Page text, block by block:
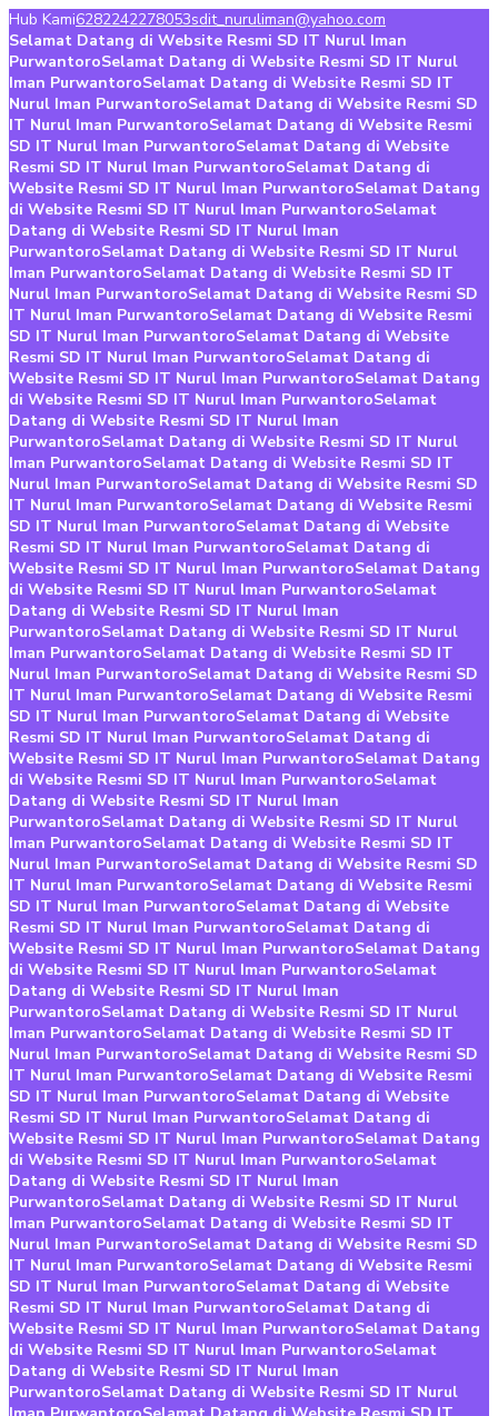
Hub Kami6282242278053sdit_nuruliman@yahoo.com
Selamat Datang di Website Resmi SD IT Nurul Iman
PurwantoroSelamat Datang di Website Resmi SD IT Nurul
Iman PurwantoroSelamat Datang di Website Resmi SD IT
Nurul Iman PurwantoroSelamat Datang di Website Resmi SD
IT Nurul Iman PurwantoroSelamat Datang di Website Resmi
SD IT Nurul Iman PurwantoroSelamat Datang di Website
Resmi SD IT Nurul Iman PurwantoroSelamat Datang di
Website Resmi SD IT Nurul Iman PurwantoroSelamat Datang
di Website Resmi SD IT Nurul Iman PurwantoroSelamat
Datang di Website Resmi SD IT Nurul Iman
PurwantoroSelamat Datang di Website Resmi SD IT Nurul
Iman PurwantoroSelamat Datang di Website Resmi SD IT
Nurul Iman PurwantoroSelamat Datang di Website Resmi SD
IT Nurul Iman PurwantoroSelamat Datang di Website Resmi
SD IT Nurul Iman PurwantoroSelamat Datang di Website
Resmi SD IT Nurul Iman PurwantoroSelamat Datang di
Website Resmi SD IT Nurul Iman PurwantoroSelamat Datang
di Website Resmi SD IT Nurul Iman PurwantoroSelamat
Datang di Website Resmi SD IT Nurul Iman
PurwantoroSelamat Datang di Website Resmi SD IT Nurul
Iman PurwantoroSelamat Datang di Website Resmi SD IT
Nurul Iman PurwantoroSelamat Datang di Website Resmi SD
IT Nurul Iman PurwantoroSelamat Datang di Website Resmi
SD IT Nurul Iman PurwantoroSelamat Datang di Website
Resmi SD IT Nurul Iman PurwantoroSelamat Datang di
Website Resmi SD IT Nurul Iman PurwantoroSelamat Datang
di Website Resmi SD IT Nurul Iman PurwantoroSelamat
Datang di Website Resmi SD IT Nurul Iman
PurwantoroSelamat Datang di Website Resmi SD IT Nurul
Iman PurwantoroSelamat Datang di Website Resmi SD IT
Nurul Iman PurwantoroSelamat Datang di Website Resmi SD
IT Nurul Iman PurwantoroSelamat Datang di Website Resmi
SD IT Nurul Iman PurwantoroSelamat Datang di Website
Resmi SD IT Nurul Iman PurwantoroSelamat Datang di
Website Resmi SD IT Nurul Iman PurwantoroSelamat Datang
di Website Resmi SD IT Nurul Iman PurwantoroSelamat
Datang di Website Resmi SD IT Nurul Iman
PurwantoroSelamat Datang di Website Resmi SD IT Nurul
Iman PurwantoroSelamat Datang di Website Resmi SD IT
Nurul Iman PurwantoroSelamat Datang di Website Resmi SD
IT Nurul Iman PurwantoroSelamat Datang di Website Resmi
SD IT Nurul Iman PurwantoroSelamat Datang di Website
Resmi SD IT Nurul Iman PurwantoroSelamat Datang di
Website Resmi SD IT Nurul Iman PurwantoroSelamat Datang
di Website Resmi SD IT Nurul Iman PurwantoroSelamat
Datang di Website Resmi SD IT Nurul Iman
PurwantoroSelamat Datang di Website Resmi SD IT Nurul
Iman PurwantoroSelamat Datang di Website Resmi SD IT
Nurul Iman PurwantoroSelamat Datang di Website Resmi SD
IT Nurul Iman PurwantoroSelamat Datang di Website Resmi
SD IT Nurul Iman PurwantoroSelamat Datang di Website
Resmi SD IT Nurul Iman PurwantoroSelamat Datang di
Website Resmi SD IT Nurul Iman PurwantoroSelamat Datang
di Website Resmi SD IT Nurul Iman PurwantoroSelamat
Datang di Website Resmi SD IT Nurul Iman
PurwantoroSelamat Datang di Website Resmi SD IT Nurul
Iman PurwantoroSelamat Datang di Website Resmi SD IT
Nurul Iman PurwantoroSelamat Datang di Website Resmi SD
IT Nurul Iman PurwantoroSelamat Datang di Website Resmi
SD IT Nurul Iman PurwantoroSelamat Datang di Website
Resmi SD IT Nurul Iman PurwantoroSelamat Datang di
Website Resmi SD IT Nurul Iman PurwantoroSelamat Datang
di Website Resmi SD IT Nurul Iman PurwantoroSelamat
Datang di Website Resmi SD IT Nurul Iman
PurwantoroSelamat Datang di Website Resmi SD IT Nurul